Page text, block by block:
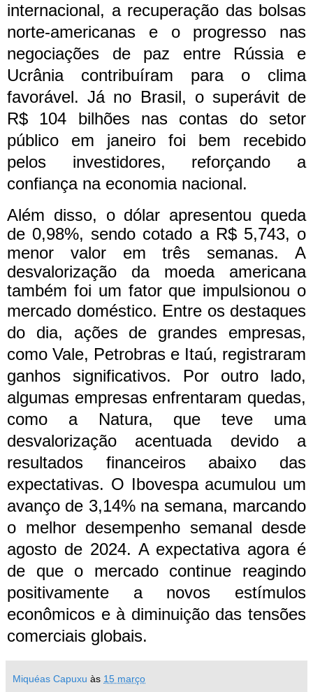
internacional, a recuperação das bolsas
norte-americanas e o progresso nas
negociações de paz entre Rússia e
Ucrânia contribuíram para o clima
favorável. Já no Brasil, o superávit de
R$ 104 bilhões nas contas do setor
público em janeiro foi bem recebido
pelos investidores, reforçando a
confiança na economia nacional.
Além disso, o dólar apresentou queda
de 0,98%, sendo cotado a R$ 5,743, o
menor valor em três semanas. A
desvalorização da moeda americana
também foi um fator que impulsionou o
mercado doméstico. Entre os destaques
do dia, ações de grandes empresas,
como Vale, Petrobras e Itaú, registraram
ganhos significativos. Por outro lado,
algumas empresas enfrentaram quedas,
como a Natura, que teve uma
desvalorização acentuada devido a
resultados financeiros abaixo das
expectativas. O Ibovespa acumulou um
avanço de 3,14% na semana, marcando
o melhor desempenho semanal desde
agosto de 2024. A expectativa agora é
de que o mercado continue reagindo
positivamente a novos estímulos
econômicos e à diminuição das tensões
comerciais globais.
Miquéas Capuxu às 15 março